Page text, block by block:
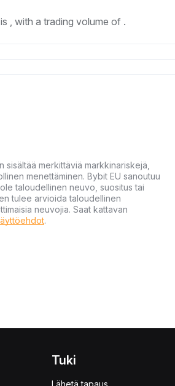
, with a trading volume of .
merkittäviä markkinariskejä,
menettäminen. Bybit EU sanoutuu
taloudellinen neuvo, suositus tai
tulee arvioida taloudellinen
neuvojia. Saat kattavan
.
Tuki
Lähetä tapaus